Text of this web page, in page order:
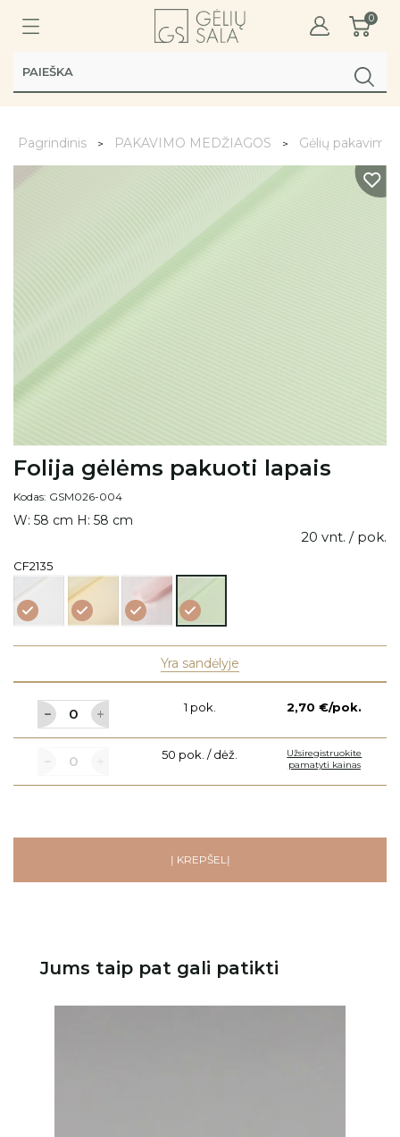
0
Pagrindinis PAKAVIMO MEDŽIAGOS Gėlių pakavimo
Folija gėlėms pakuoti lapais
Kodas: GSM026-004
W: 58 cm H: 58 cm
20 vnt. / pok.
CF2135
gėlėms
pakuoti
lapais
Folija
pakuoti
lapais
Folija
gėlėms
pakuoti
lapais
pakuoti
lapais
Yra sandėlyje
1 pok. 2,70 €/pok.
50 pok. / dėž.
Užsiregistruokite
pamatyti kainas
Į KREPŠELĮ
Jums taip pat gali patikti